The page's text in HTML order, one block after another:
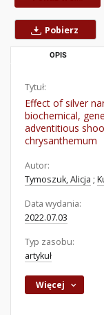
Pobierz
OPIS
Tytuł:
Effect of silver
biochemical,
adventitious
chrysanthemum
Autor:
Tymoszuk, Alicja ;
Data wydania:
2022.07.03
Typ zasobu:
artykuł
Więcej